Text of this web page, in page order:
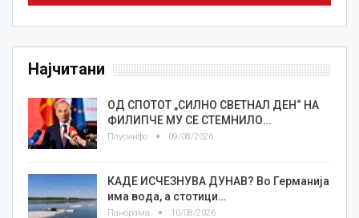
Најчитани
ОД СПОТОТ „СИЛНО СВЕТНАЛ ДЕН“ НА
ФИЛИПЧЕ МУ СЕ СТЕМНИЛО…
Плусинфо 09/08/2026
КАДЕ ИСЧЕЗНУВА ДУНАВ? Во Германија
има вода, а стотици…
Панорама 10/08/2026